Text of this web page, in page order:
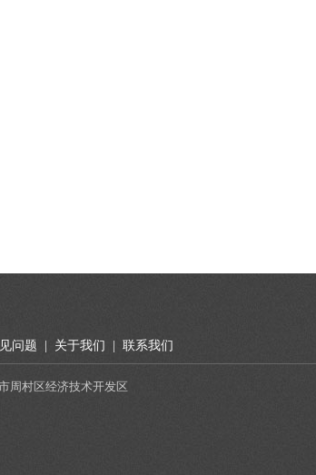
问题 关于我们 联系我们
周村区经济技术开发区